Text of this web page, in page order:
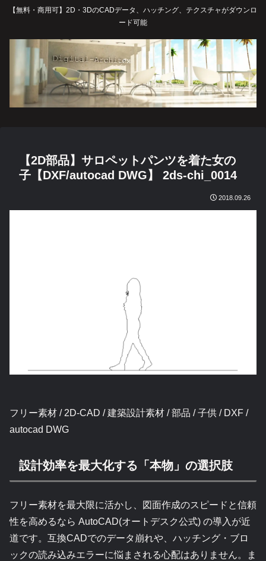
【無料・商用可】2D・3DのCADデータ、ハッチング、テクスチャがダウンロ
ード可能
【2D部品】サロペットパンツを着た女の
子【DXF/autocad DWG】 2ds-chi_0014
2018.09.26
フリー素材 / 2D-CAD / 建築設計素材 / 部品 / 子供 / DXF /
autocad DWG
設計効率を最大化する「本物」の選択肢
フリー素材を最大限に活かし、図面作成のスピードと信頼
性を高めるなら AutoCAD(オートデスク公式) の導入が近
道です。互換CADでのデータ崩れや、ハッチング・ブロ
ックの読み込みエラーに悩まされる心配はありません。ま